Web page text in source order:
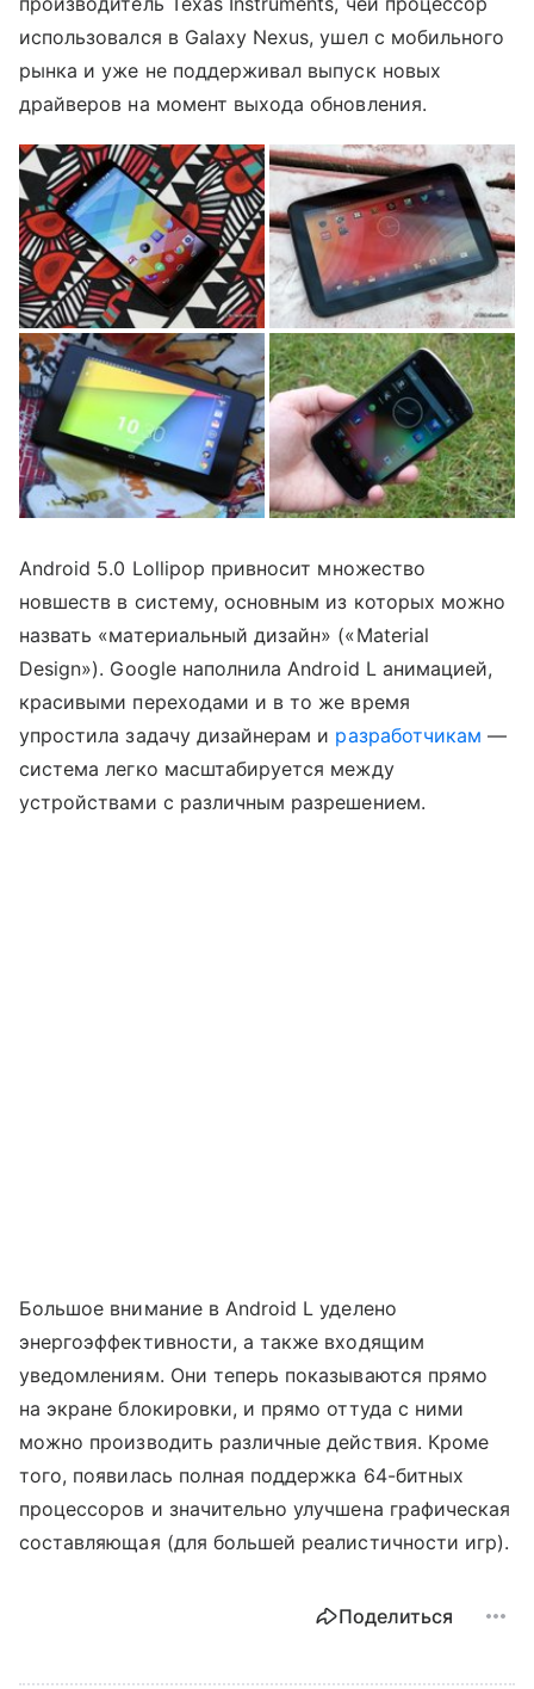
использовался в Galaxy Nexus, ушел с мобильного
рынка и уже не поддерживал выпуск новых
драйверов на момент выхода обновления.
Android 5.0 Lollipop привносит множество
новшеств в систему, основным из которых можно
назвать «материальный дизайн» («Material
Design»). Google наполнила Android L анимацией,
красивыми переходами и в то же время
упростила задачу дизайнерам и разработчикам —
система легко масштабируется между
устройствами с различным разрешением.
Большое внимание в Android L уделено
энергоэффективности, а также входящим
уведомлениям. Они теперь показываются прямо
на экране блокировки, и прямо оттуда с ними
можно производить различные действия. Кроме
того, появилась полная поддержка 64-битных
процессоров и значительно улучшена графическая
составляющая (для большей реалистичности игр).
Поделиться